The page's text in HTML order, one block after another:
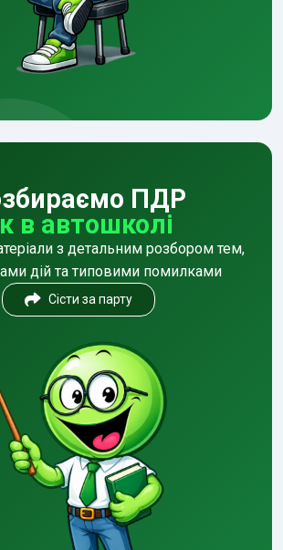
ПДР
в автошколі
з детальним розбором тем,
дій та типовими помилками
Сісти за парту